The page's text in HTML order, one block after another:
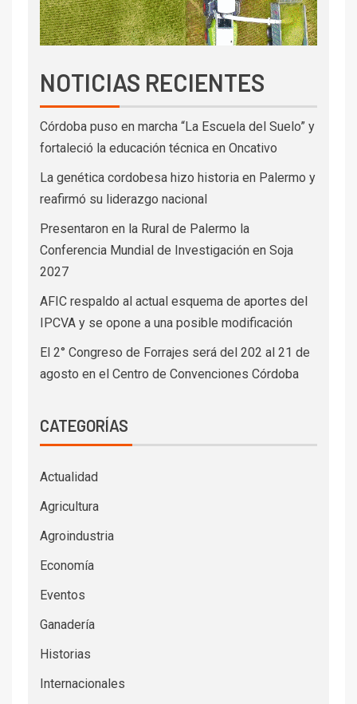
NOTICIAS RECIENTES
Córdoba puso en marcha “La Escuela del Suelo” y
fortaleció la educación técnica en Oncativo
La genética cordobesa hizo historia en Palermo y
reafirmó su liderazgo nacional
Presentaron en la Rural de Palermo la
Conferencia Mundial de Investigación en Soja
2027
AFIC respaldo al actual esquema de aportes del
IPCVA y se opone a una posible modificación
El 2° Congreso de Forrajes será del 202 al 21 de
agosto en el Centro de Convenciones Córdoba
CATEGORÍAS
Actualidad
Agricultura
Agroindustria
Economía
Eventos
Ganadería
Historias
Internacionales